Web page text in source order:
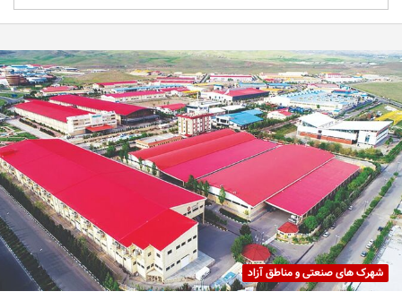
شهرک های صنعتی و مناطق آزاد